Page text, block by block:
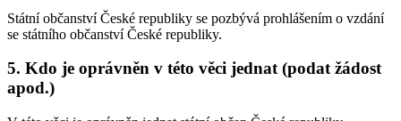
Státní občanství České republiky se pozbývá prohlášením o vzdání
se státního občanství České republiky.
5. Kdo je oprávněn v této věci jednat (podat žádost
apod.)